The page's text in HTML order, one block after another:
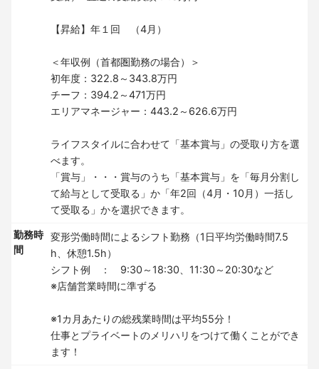
【昇給】年１回 （4月）
＜年収例（首都圏勤務の場合）＞
初年度：322.8～343.8万円
チーフ：394.2～471万円
エリアマネージャー：443.2～626.6万円
ライフスタイルに合わせて「基本賞与」の受取り方を選
べます。
「賞与」・・・賞与のうち「基本賞与」を「毎月分割し
て給与として受取る」か「年2回（4月・10月）一括し
て受取る」かを選択できます。
勤務時
間
変形労働時間によるシフト勤務（1日平均労働時間7.5
h、休憩1.5h）
シフト例 ： 9:30～18:30、11:30～20:30など
※店舗営業時間に準ずる
※1カ月あたりの総残業時間は平均55分！
仕事とプライベートのメリハリをつけて働くことができ
ます！